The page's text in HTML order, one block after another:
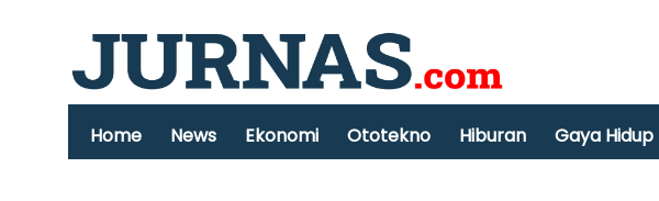
Home News Ekonomi Ototekno Hiburan Gaya Hidup